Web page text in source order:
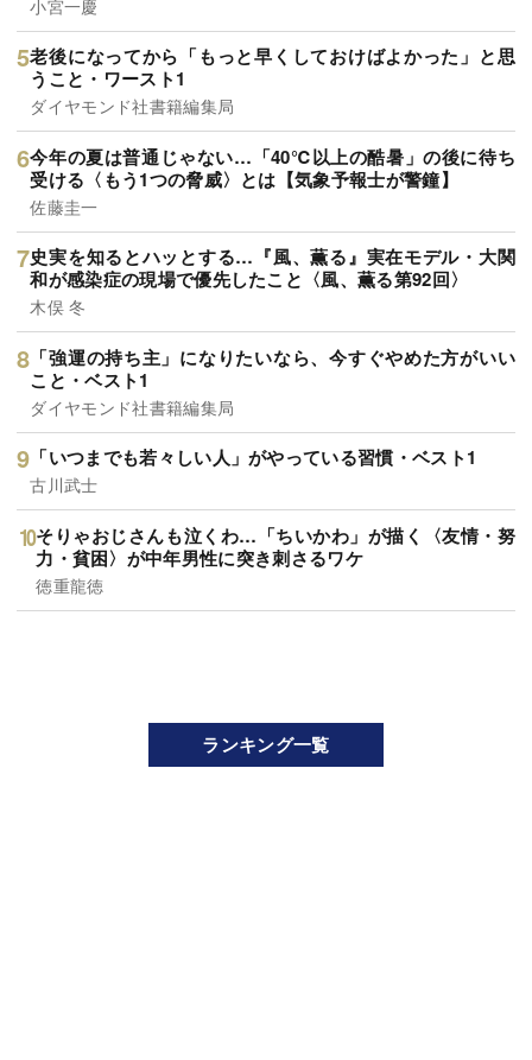
小宮一慶
老後になってから「もっと早くしておけばよかった」と思
うこと・ワースト1
ダイヤモンド社書籍編集局
今年の夏は普通じゃない…「40℃以上の酷暑」の後に待ち
受ける〈もう1つの脅威〉とは【気象予報士が警鐘】
佐藤圭一
史実を知るとハッとする…『風、薫る』実在モデル・大関
和が感染症の現場で優先したこと〈風、薫る第92回〉
木俣 冬
「強運の持ち主」になりたいなら、今すぐやめた方がいい
こと・ベスト1
ダイヤモンド社書籍編集局
「いつまでも若々しい人」がやっている習慣・ベスト1
古川武士
そりゃおじさんも泣くわ…「ちいかわ」が描く〈友情・努
力・貧困〉が中年男性に突き刺さるワケ
徳重龍徳
ランキング一覧